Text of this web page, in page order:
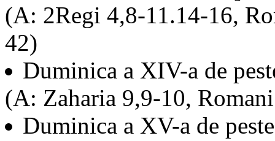
(A: 2Regi 4,8-11.14-16,
42)
Duminica a XIV-a de
(A: Zaharia 9,9-10,
Duminica a XV-a de